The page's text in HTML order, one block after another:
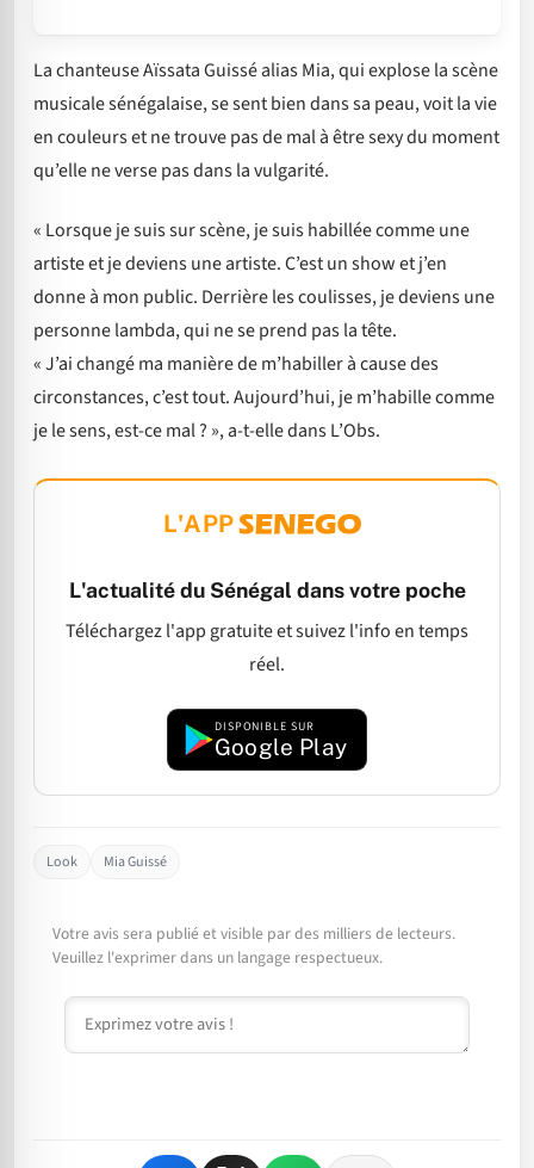
La chanteuse Aïssata Guissé alias Mia, qui explose la scène
musicale sénégalaise, se sent bien dans sa peau, voit la vie
en couleurs et ne trouve pas de mal à être sexy du moment
qu’elle ne verse pas dans la vulgarité.
« Lorsque je suis sur scène, je suis habillée comme une
artiste et je deviens une artiste. C’est un show et j’en
donne à mon public. Derrière les coulisses, je deviens une
personne lambda, qui ne se prend pas la tête.
« J’ai changé ma manière de m’habiller à cause des
circonstances, c’est tout. Aujourd’hui, je m’habille comme
je le sens, est-ce mal ? », a-t-elle dans L’Obs.
L'APP
L'actualité du Sénégal dans votre poche
Téléchargez l'app gratuite et suivez l'info en temps
réel.
DISPONIBLE SUR
Google Play
Look Mia Guissé
Votre avis sera publié et visible par des milliers de lecteurs.
Veuillez l'exprimer dans un langage respectueux.
Commentaire